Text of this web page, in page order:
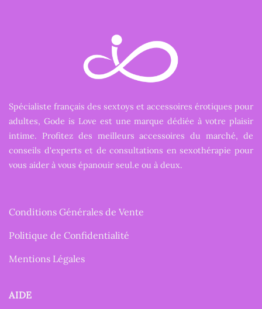
Spécialiste français des sextoys et accessoires érotiques pour
adultes, Gode is Love est une marque dédiée à votre plaisir
intime. Profitez des meilleurs accessoires du marché, de
conseils d'experts et de consultations en sexothérapie pour
vous aider à vous épanouir seul.e ou à deux.
Conditions Générales de Vente
Politique de Confidentialité
Mentions Légales
AIDE